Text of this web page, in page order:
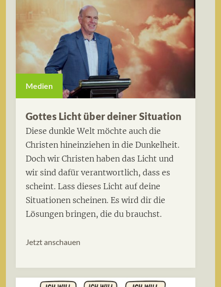
Medien
Gottes Licht über deiner Situation
Diese dunkle Welt möchte auch die
Christen hineinziehen in die Dunkelheit.
Doch wir Christen haben das Licht und
wir sind dafür verantwortlich, dass es
scheint. Lass dieses Licht auf deine
Situationen scheinen. Es wird dir die
Lösungen bringen, die du brauchst.
Jetzt anschauen